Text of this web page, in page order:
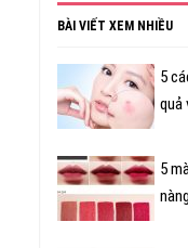
BÀI VIẾT XEM NHIỀU
5
quả
5